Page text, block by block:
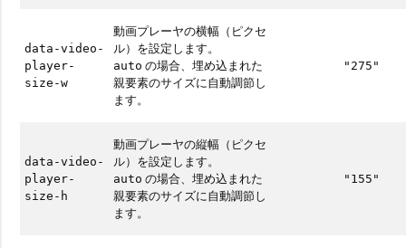
data-video-
player-
size-w
動画プレーヤの横幅（ピクセ
ル）を設定します。
auto の場合、埋め込まれた
親要素のサイズに自動調節し
ます。
"275"
data-video-
player-
size-h
動画プレーヤの縦幅（ピクセ
ル）を設定します。
auto の場合、埋め込まれた
親要素のサイズに自動調節し
ます。
"155"